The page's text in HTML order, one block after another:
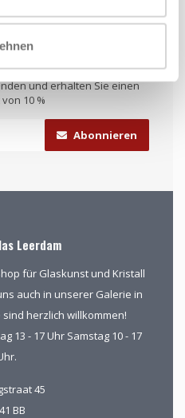
und erhalten Sie einen
10 %
Abonnieren
Leerdam
für Glaskunst und Kristall
auch in unserer Galerie in
herzlich willkommen!
13 - 17 Uhr Samstag 10 - 17
45
BB